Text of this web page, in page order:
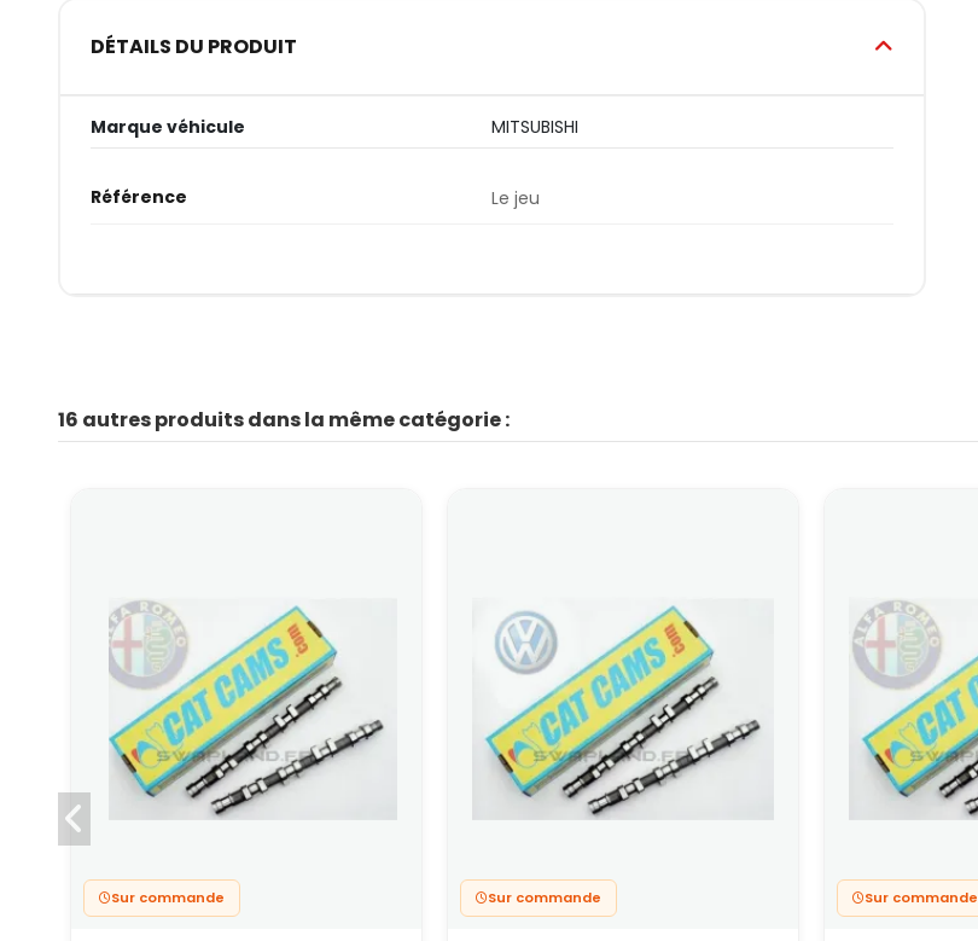
DÉTAILS DU PRODUIT
Marque véhicule MITSUBISHI
Référence Le jeu
16 autres produits dans la même catégorie :
Sur commande Sur commande Sur commande